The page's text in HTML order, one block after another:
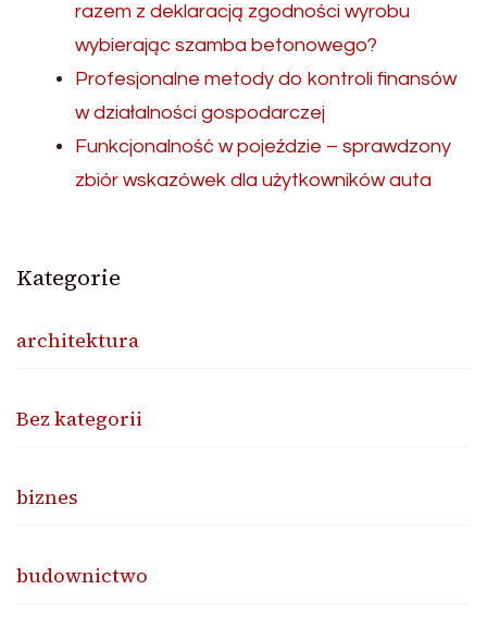
razem z deklaracją zgodności wyrobu
wybierając szamba betonowego?
Profesjonalne metody do kontroli finansów
w działalności gospodarczej
Funkcjonalność w pojeździe – sprawdzony
zbiór wskazówek dla użytkowników auta
Kategorie
architektura
Bez kategorii
biznes
budownictwo